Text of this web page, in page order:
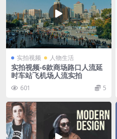
实拍视频 人物生活
实拍视频-6款商场路口人流延
时车站飞机场人流实拍
601 5